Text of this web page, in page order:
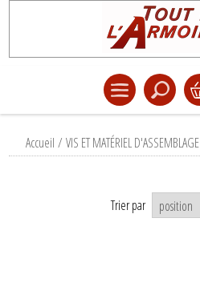
Accueil / VIS ET MATÉRIEL D'ASSEMBLAGE
Trier par